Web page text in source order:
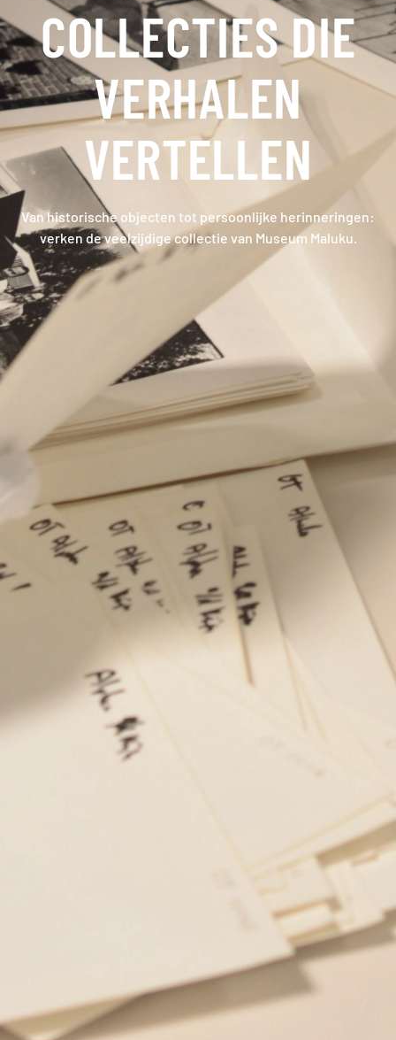
COLLECTIES DIE
VERHALEN
VERTELLEN
Van historische objecten tot persoonlijke herinneringen:
verken de veelzijdige collectie van Museum Maluku.